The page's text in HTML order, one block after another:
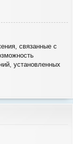
связанные с
установленных